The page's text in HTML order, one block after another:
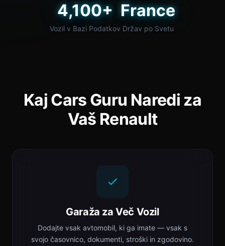
4,100+
Vozil v Bazi Podatkov
France
Držav po Svetu
Kaj Cars Guru Naredi za
Vaš Renault
Garaža za Več Vozil
Dodajte vsak avtomobil, ki ga imate — vsak s
svojo časovnico, dokumenti, stroški in zgodovino.